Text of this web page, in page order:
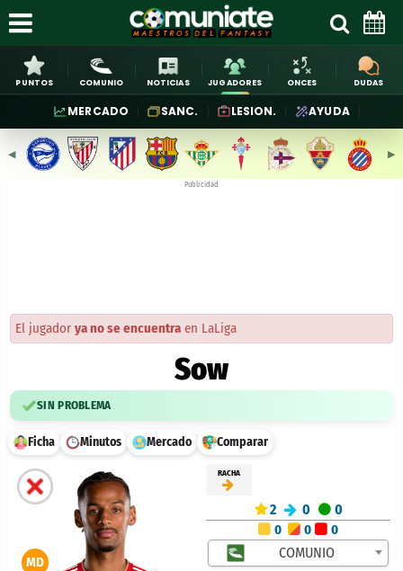
PUNTOS COMUNIO NOTICIAS JUGADORES ONCES DUDAS
MERCADO SANC. LESION. AYUDA
◀︎ ▶︎
Publicidad
El jugador ya no se encuentra en LaLiga
Sow
SIN PROBLEMA
Ficha Minutos Mercado Comparar
MD
RACHA
2 0 0
0 0 0
COMUNIO